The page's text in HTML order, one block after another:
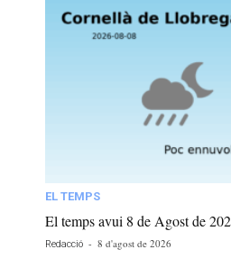
EL TEMPS
El temps avui 8 de Agost de
Redacció - 8 d'agost de 2026